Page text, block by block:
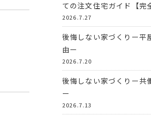
ての注文住宅ガイド【完
2026.7.27
後悔しない家づくりー平
由ー
2026.7.20
後悔しない家づくりー共
ー
2026.7.13